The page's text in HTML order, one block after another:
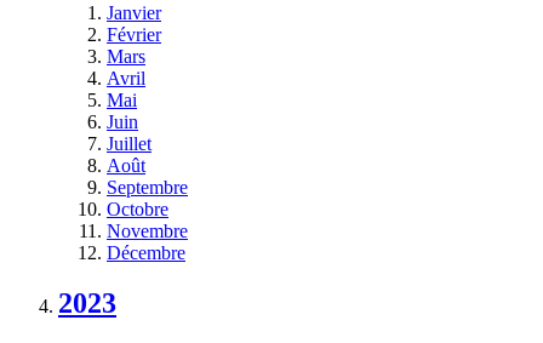
Janvier
Février
Mars
Avril
Mai
Juin
Juillet
Août
Septembre
Octobre
Novembre
Décembre
2023